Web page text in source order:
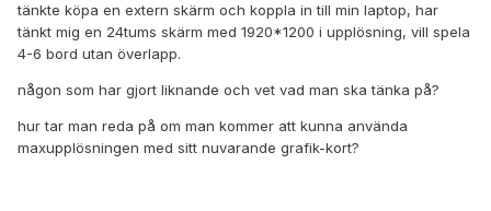
tänkte köpa en extern skärm och koppla in till min laptop, har
tänkt mig en 24tums skärm med 1920*1200 i upplösning, vill spela
4-6 bord utan överlapp.
någon som har gjort liknande och vet vad man ska tänka på?
hur tar man reda på om man kommer att kunna använda
maxupplösningen med sitt nuvarande grafik-kort?